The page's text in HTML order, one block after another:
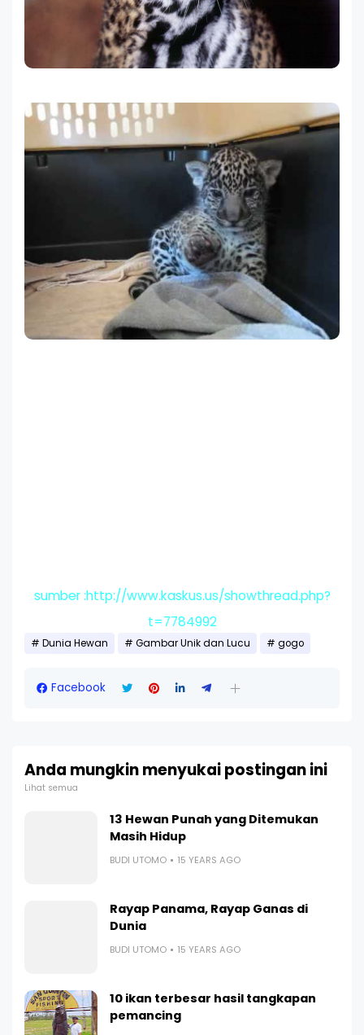
sumber :http://www.kaskus.us/showthread.php?
t=7784992
Dunia Hewan Gambar Unik dan Lucu gogo
Facebook
Anda mungkin menyukai postingan ini
Lihat semua
13 Hewan Punah yang Ditemukan
Masih Hidup
BUDI UTOMO 15 YEARS AGO
Rayap Panama, Rayap Ganas di
Dunia
BUDI UTOMO 15 YEARS AGO
10 ikan terbesar hasil tangkapan
pemancing